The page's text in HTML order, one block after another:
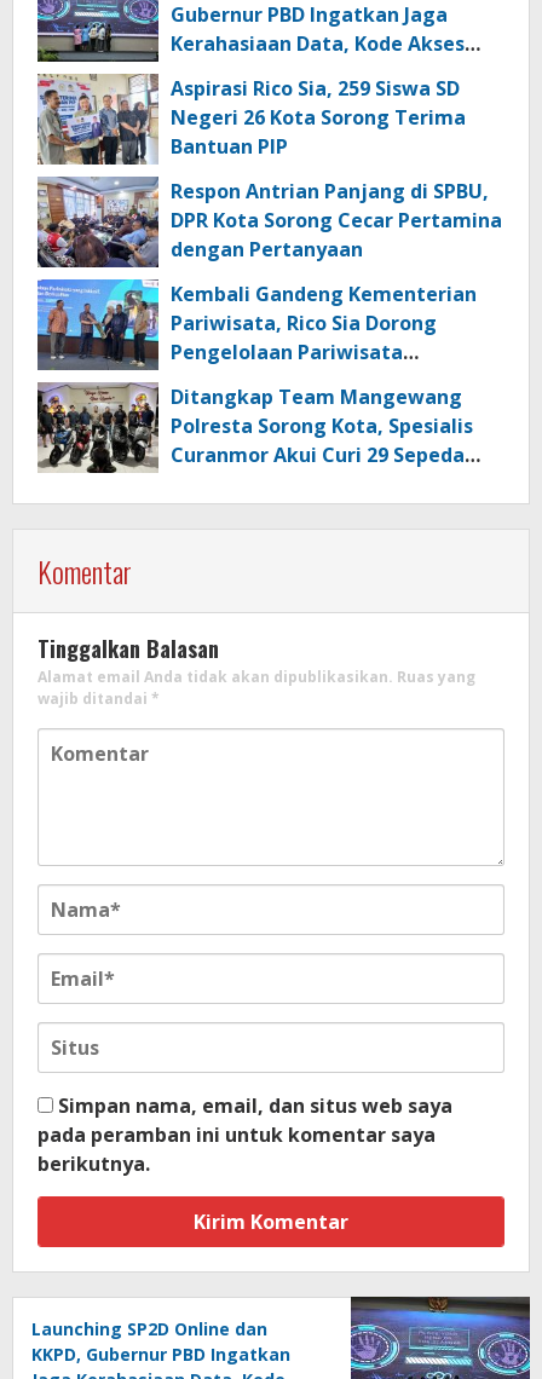
Gubernur PBD Ingatkan Jaga
Kerahasiaan Data, Kode Akses
Aspirasi Rico Sia, 259 Siswa SD
Negeri 26 Kota Sorong Terima
Bantuan PIP
Respon Antrian Panjang di SPBU,
DPR Kota Sorong Cecar Pertamina
dengan Pertanyaan
Kembali Gandeng Kementerian
Pariwisata, Rico Sia Dorong
Pengelolaan Pariwisata
Ditangkap Team Mangewang
Polresta Sorong Kota, Spesialis
Curanmor Akui Curi 29 Sepeda
Komentar
Tinggalkan Balasan
Alamat email Anda tidak akan dipublikasikan. Ruas yang
wajib ditandai *
Simpan nama, email, dan situs web saya
pada peramban ini untuk komentar saya
berikutnya.
Launching SP2D Online dan
KKPD, Gubernur PBD Ingatkan